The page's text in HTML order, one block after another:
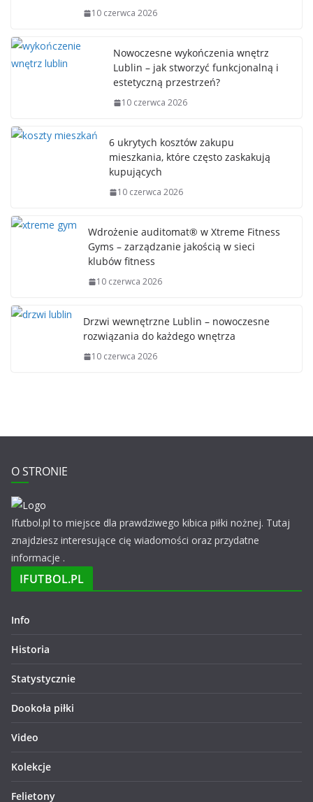
10 czerwca 2026
Nowoczesne wykończenia wnętrz
Lublin – jak stworzyć funkcjonalną i
estetyczną przestrzeń?
10 czerwca 2026
6 ukrytych kosztów zakupu
mieszkania, które często zaskakują
kupujących
10 czerwca 2026
Wdrożenie auditomat® w Xtreme Fitness
Gyms – zarządzanie jakością w sieci
klubów fitness
10 czerwca 2026
Drzwi wewnętrzne Lublin – nowoczesne
rozwiązania do każdego wnętrza
10 czerwca 2026
O STRONIE
Ifutbol.pl to miejsce dla prawdziwego kibica piłki nożnej. Tutaj
znajdziesz interesujące cię wiadomości oraz przydatne
informacje .
IFUTBOL.PL
Info
Historia
Statystycznie
Dookoła piłki
Video
Kolekcje
Felietony